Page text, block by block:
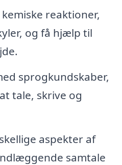
reaktioner,
og få hjælp til
sprogkundskaber,
tale, skrive og
aspekter af
samtale